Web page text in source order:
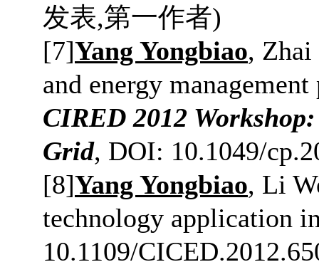
发表,第一作者)
[7]Yang Yongbiao,
and energy
CIRED 2012
Grid, DOI: 10.1049/
[8]Yang Yongbiao, Li
technology application
10.1109/